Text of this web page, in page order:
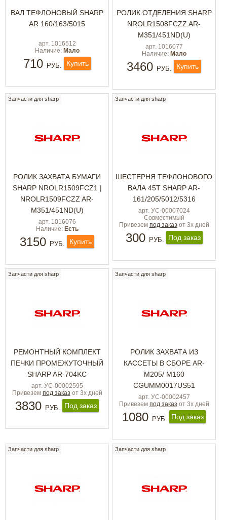
ВАЛ ТЕФЛОНОВЫЙ SHARP
AR 160/163/5015
арт. 1016512
Наличие: Мало
710 РУБ. Купить
РОЛИК ОТДЕЛЕНИЯ SHARP
NROLR1508FCZZ AR-
M351/451ND(U)
арт. 1016077
Наличие: Мало
3460 РУБ. Купить
Запчасти для sharp
РОЛИК ЗАХВАТА БУМАГИ
SHARP NROLR1509FCZ1 |
NROLR1509FCZZ AR-
M351/451ND(U)
арт. 1016076
Наличие: Есть
3150 РУБ. Купить
Запчасти для sharp
ШЕСТЕРНЯ ТЕФЛОНОВОГО
ВАЛА 45Т SHARP AR-
161/205/5012/5316
арт. УС-00007024
Совместимый
Привезем под заказ от 3х дней
300 РУБ. Под заказ
Запчасти для sharp
РЕМОНТНЫЙ КОМПЛЕКТ
ПЕЧКИ ПРОМЕЖУТОЧНЫЙ
SHARP AR-704KC
арт. УС-00002595
Привезем под заказ от 3х дней
3830 РУБ. Под заказ
Запчасти для sharp
РОЛИК ЗАХВАТА ИЗ
КАССЕТЫ В СБОРЕ AR-
M205/ M160
CGUMM0017US51
арт. УС-00002457
Привезем под заказ от 3х дней
1080 РУБ. Под заказ
Запчасти для sharp Запчасти для sharp